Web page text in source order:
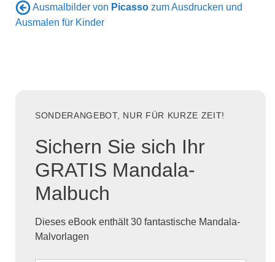
Ausmalbilder von Picasso zum Ausdrucken und
Ausmalen für Kinder
SONDERANGEBOT, NUR FÜR KURZE ZEIT!
Sichern Sie sich Ihr
GRATIS Mandala-
Malbuch
Dieses eBook enthält 30 fantastische Mandala-
Malvorlagen